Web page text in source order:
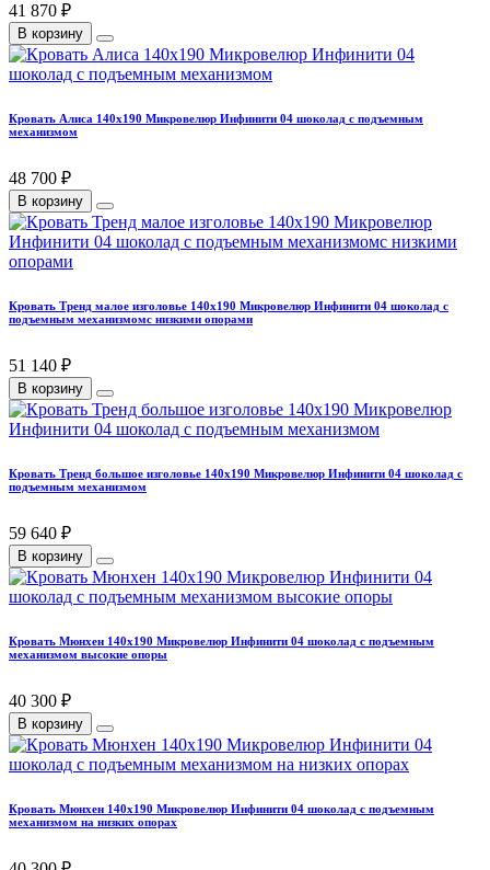
41 870 ₽
В корзину
Кровать Алиса 140х190 Микровелюр Инфинити 04 шоколад с подъемным
механизмом
48 700 ₽
В корзину
Кровать Тренд малое изголовье 140х190 Микровелюр Инфинити 04 шоколад с
подъемным механизмомс низкими опорами
51 140 ₽
В корзину
Кровать Тренд большое изголовье 140х190 Микровелюр Инфинити 04 шоколад с
подъемным механизмом
59 640 ₽
В корзину
Кровать Мюнхен 140х190 Микровелюр Инфинити 04 шоколад с подъемным
механизмом высокие опоры
40 300 ₽
В корзину
Кровать Мюнхен 140х190 Микровелюр Инфинити 04 шоколад с подъемным
механизмом на низких опорах